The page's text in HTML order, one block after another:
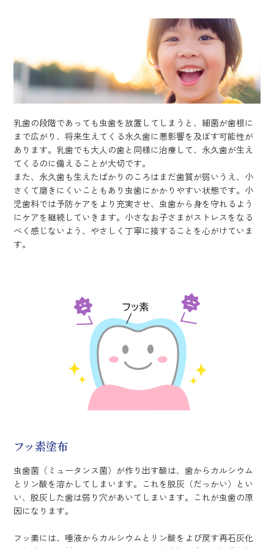
乳歯の段階であっても虫歯を放置してしまうと、細菌が歯根に
まで広がり、将来生えてくる永久歯に悪影響を及ぼす可能性が
あります。乳歯でも大人の歯と同様に治療して、永久歯が生え
てくるのに備えることが大切です。
また、永久歯も生えたばかりのころはまだ歯質が弱いうえ、小
さくて磨きにくいこともあり虫歯にかかりやすい状態です。小
児歯科では予防ケアをより充実させ、虫歯から身を守れるよう
にケアを継続していきます。小さなお子さまがストレスをなる
べく感じないよう、やさしく丁寧に接することを心がけていま
す。
フッ素塗布
虫歯菌（ミュータンス菌）が作り出す酸は、歯からカルシウム
とリン酸を溶かしてしまいます。これを脱灰（だっかい）とい
い、脱灰した歯は弱り穴があいてしまいます。これが虫歯の原
因になります。
フッ素には、唾液からカルシウムとリン酸をよび戻す再石灰化